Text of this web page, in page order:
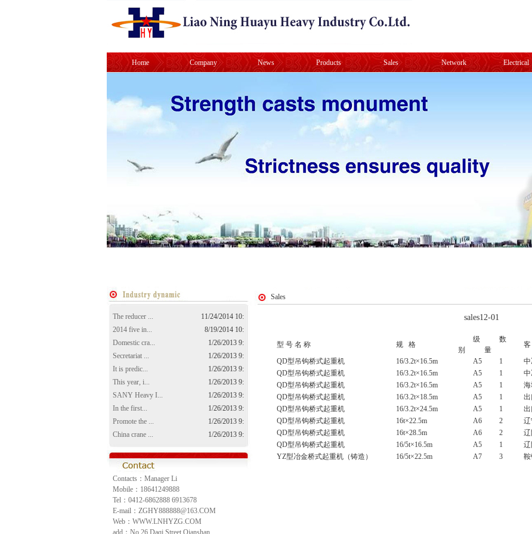
Home Company News Products Sales Network Electrical
The reducer ...
11/24/2014 10:
2014 five in...
8/19/2014 10:
Domestic cra...
1/26/2013 9:
Secretariat ...
1/26/2013 9:
It is predic...
1/26/2013 9:
This year, i...
1/26/2013 9:
SANY Heavy I...
1/26/2013 9:
In the first...
1/26/2013 9:
Promote the ...
1/26/2013 9:
China crane ...
1/26/2013 9:
Contacts：Manager Li
Mobile：18641249888
Tel：0412-6862888 6913678
E-mail：ZGHY888888@163.COM
Web：WWW.LNHYZG.COM
add：No.26 Daqi Street,Qianshan
Sales
sales12-01
型 号 名 称
规 格
级
别
数
量
QD型吊钩桥式起重机
16/3.2t×16.5m A5 1
QD型吊钩桥式起重机
16/3.2t×16.5m A5 1
QD型吊钩桥式起重机
16/3.2t×16.5m A5 1
海
QD型吊钩桥式起重机
16/3.2t×18.5m A5 1
出
QD型吊钩桥式起重机
16/3.2t×24.5m A5 1
出
QD型吊钩桥式起重机
16t×22.5m A6 2
辽
QD型吊钩桥式起重机
16t×28.5m A6 2
QD型吊钩桥式起重机
16/5t×16.5m A5 1
YZ型冶金桥式起重机（铸造）
16/5t×22.5m A7 3 鞍